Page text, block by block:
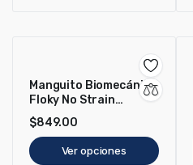
Manguito Biomecánico
Floky No Strain
Evolution Artic
Radiance
$849.00
Ver opciones